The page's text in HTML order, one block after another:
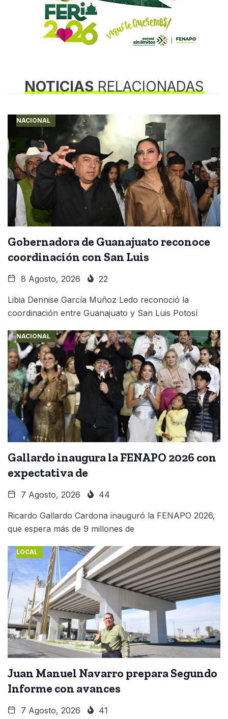
NOTICIASRELACIONADAS
NACIONAL
Gobernadora de Guanajuato reconoce
coordinación con San Luis
8 Agosto, 2026 22
Libia Dennise García Muñoz Ledo reconoció la
coordinación entre Guanajuato y San Luis Potosí
NACIONAL
Gallardo inaugura la FENAPO 2026 con
expectativa de
7 Agosto, 2026 44
Ricardo Gallardo Cardona inauguró la FENAPO 2026,
que espera más de 9 millones de
LOCAL
Juan Manuel Navarro prepara Segundo
Informe con avances
7 Agosto, 2026 41